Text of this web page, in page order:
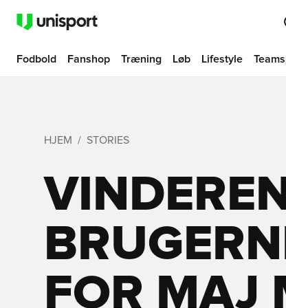
Fodbold Fanshop Træning Løb Lifestyle
HJEM STORIES
FOR MAJ